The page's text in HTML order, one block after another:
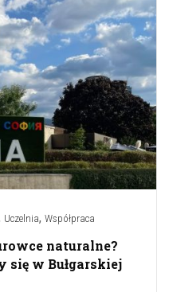
Uczelnia, Współpraca
naturalne?
się w Bułgarskiej